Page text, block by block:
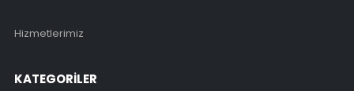
Hizmetlerimiz
KATEGORİLER